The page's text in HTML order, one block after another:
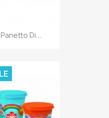
Panetto Di...